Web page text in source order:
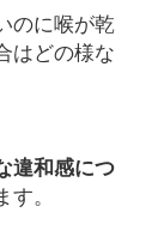
のに喉が乾
はどの様な
違和感につ
す。